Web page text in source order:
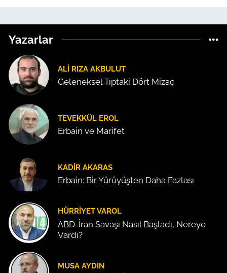
Yazarlar
ALI RIZA AKBULUT
Geleneksel Tıptaki Dört Mizaç
TEVEKKÜL EROL
Erbain ve Marifet
KADIR AKARAS
Erbain: Bir Yürüyüşten Daha Fazlası
HÜRRIYET VAROL
ABD-İran Savaşı Nasıl Başladı, Nereye
Vardı?
MUSA AYDIN